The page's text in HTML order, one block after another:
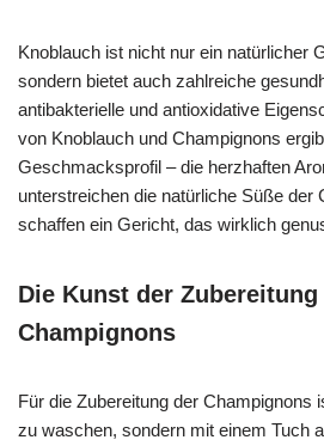
Knoblauch ist nicht nur ein natürlicher
sondern bietet auch zahlreiche
antibakterielle und antioxidative
von Knoblauch und Champignons
Geschmacksprofil – die herzhaften
unterstreichen die natürliche Süße der
schaffen ein Gericht, das wirklich
Die Kunst der Zubereitung
Champignons
Für die Zubereitung der Champignons
zu waschen, sondern mit einem Tuch